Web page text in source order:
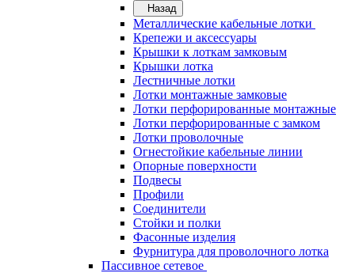
Назад
Металлические кабельные лотки
Крепежи и аксессуары
Крышки к лоткам замковым
Крышки лотка
Лестничные лотки
Лотки монтажные замковые
Лотки перфорированные монтажные
Лотки перфорированные с замком
Лотки проволочные
Огнестойкие кабельные линии
Опорные поверхности
Подвесы
Профили
Соединители
Стойки и полки
Фасонные изделия
Фурнитура для проволочного лотка
Пассивное сетевое